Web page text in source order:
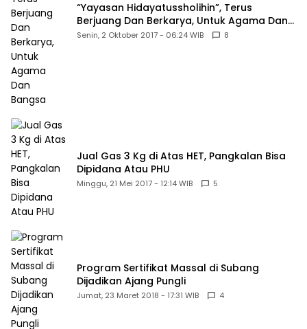
“Yayasan Hidayatussholihin”, Terus
Berjuang Dan Berkarya, Untuk Agama Dan
Bangsa
Senin, 2 Oktober 2017 - 06:24 WIB 8
Jual Gas 3 Kg di Atas HET, Pangkalan Bisa
Dipidana Atau PHU
Minggu, 21 Mei 2017 - 12:14 WIB 5
Program Sertifikat Massal di Subang
Dijadikan Ajang Pungli
Jumat, 23 Maret 2018 - 17:31 WIB 4